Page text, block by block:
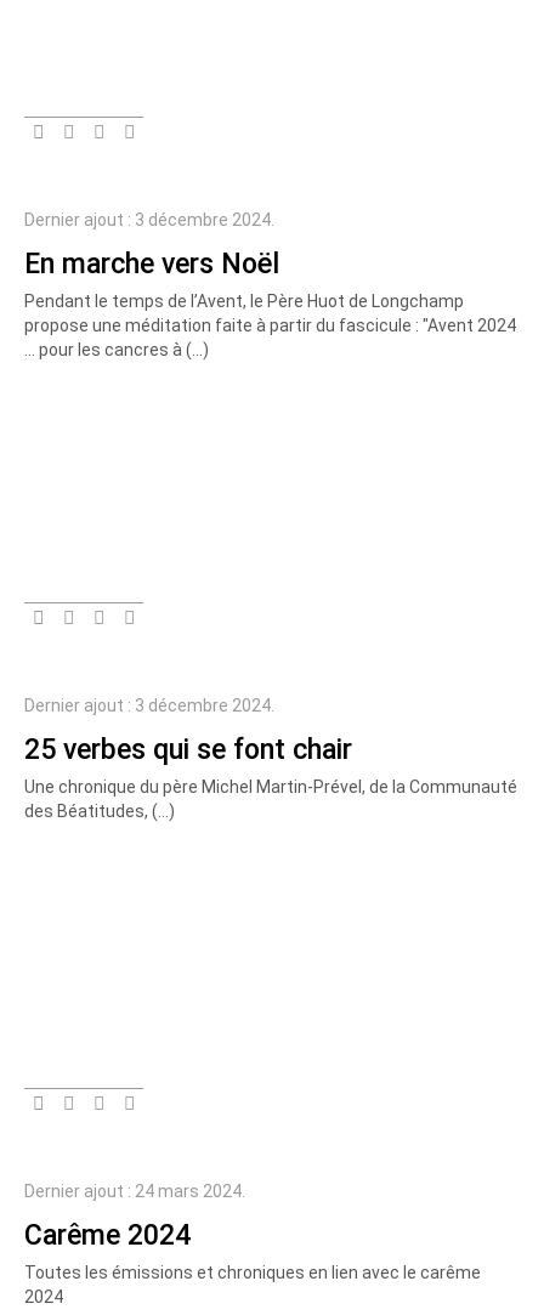
Dernier ajout : 3 décembre 2024.
En marche vers Noël
Pendant le temps de l’Avent, le Père Huot de Longchamp
propose une méditation faite à partir du fascicule : "Avent 2024
... pour les cancres à (…)
Dernier ajout : 3 décembre 2024.
25 verbes qui se font chair
Une chronique du père Michel Martin-Prével, de la Communauté
des Béatitudes, (…)
Dernier ajout : 24 mars 2024.
Carême 2024
Toutes les émissions et chroniques en lien avec le carême
2024